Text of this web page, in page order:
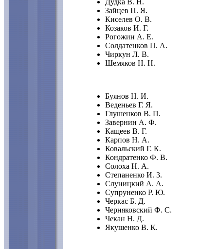
Дудка В. Н.
Зайцев П. Я.
Киселев О. В.
Козаков И. Г.
Рогожин А. Е.
Солдатенков П. А.
Чиркун Л. В.
Шемяков Н. Н.
Буянов Н. И.
Веденьев Г. Я.
Глушенков В. П.
Завернин А. Ф.
Кащеев В. Г.
Карпов Н. А.
Ковальский Г. К.
Кондратенко Ф. В.
Солоха Н. А.
Степаненко И. 3.
Слуницкий А. А.
Супруненко Р. Ю.
Черкас Б. Д.
Черняковский Ф. С.
Чекан Н. Д.
Якушенко В. К.